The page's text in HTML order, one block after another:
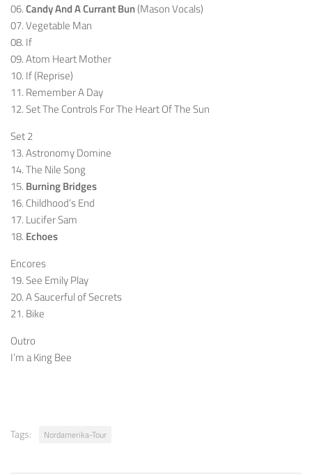
06.Candy And A Currant Bun(Mason Vocals)
07. Vegetable Man
08. If
09. Atom Heart Mother
10. If (Reprise)
11. Remember A Day
12. Set The Controls For The Heart Of The Sun
Set 2
13. Astronomy Domine
14. The Nile Song
15. Burning Bridges
16. Childhood’s End
17. Lucifer Sam
18. Echoes
Encores
19. See Emily Play
20. A Saucerful of Secrets
21. Bike
Outro
I’m a King Bee
Tags: Nordamerika-Tour